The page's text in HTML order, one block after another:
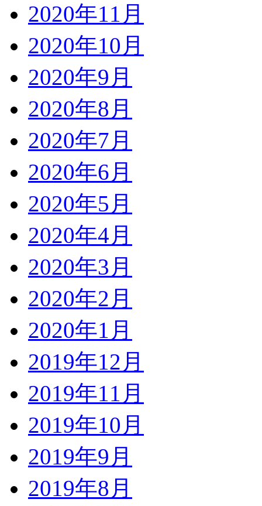
2020年11月
2020年10月
2020年9月
2020年8月
2020年7月
2020年6月
2020年5月
2020年4月
2020年3月
2020年2月
2020年1月
2019年12月
2019年11月
2019年10月
2019年9月
2019年8月